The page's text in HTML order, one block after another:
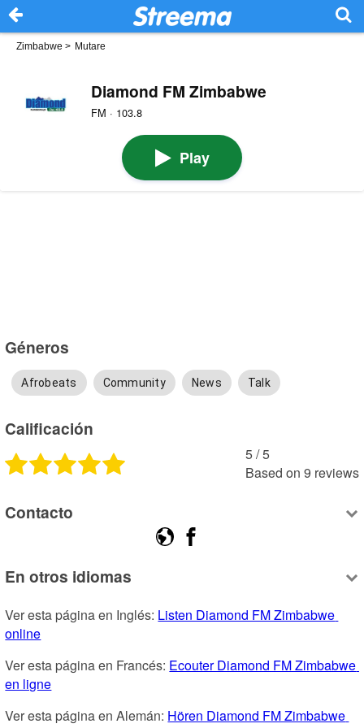
Zimbabwe > Mutare
Diamond FM Zimbabwe
FM · 103.8
Play
Géneros
Afrobeats Community News Talk
Calificación
5 /5
Based on 9 reviews
Contacto
En otros idiomas
Ver esta página en Inglés: Listen Diamond FM Zimbabwe
online
Ver esta página en Francés: Ecouter Diamond FM Zimbabwe
en ligne
Ver esta página en Alemán: Hören Diamond FM Zimbabwe